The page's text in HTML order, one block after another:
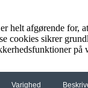
helt afgørende for,
cookies sikrer
på
Varighed